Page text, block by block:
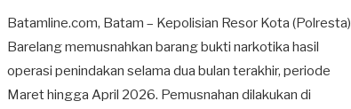
Batamline.com, Batam – Kepolisian Resor Kota (Polresta)
Barelang memusnahkan barang bukti narkotika hasil
operasi penindakan selama dua bulan terakhir, periode
Maret hingga April 2026. Pemusnahan dilakukan di